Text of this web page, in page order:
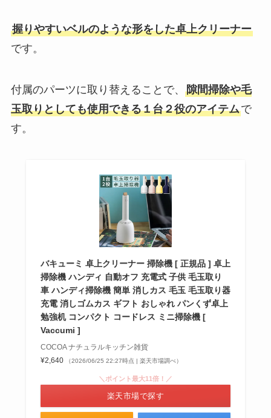
握りやすいベルのような形をした卓上クリーナー
です。
付属のパーツに取り替えることで、 隙間掃除や毛
玉取りとしても使用できる１台２役のアイテムで
す。
バキューミ 卓上クリーナー 掃除機 [ 正規品 ] 卓上
掃除機 ハンディ 自動オフ 充電式 子供 毛玉取り
車 ハンディ掃除機 簡単 消しカス 毛玉 毛玉取り器
充電 消しゴムカス ギフト おしゃれ パンくず卓上
勉強机 コンパクト コードレス ミニ掃除機 [
Vaccumi ]
COCOA ナチュラルキッチン雑貨
¥2,640
（2026/06/25 22:27時点 | 楽天市場調べ）
＼ポイント最大11倍！／
楽天市場で探す